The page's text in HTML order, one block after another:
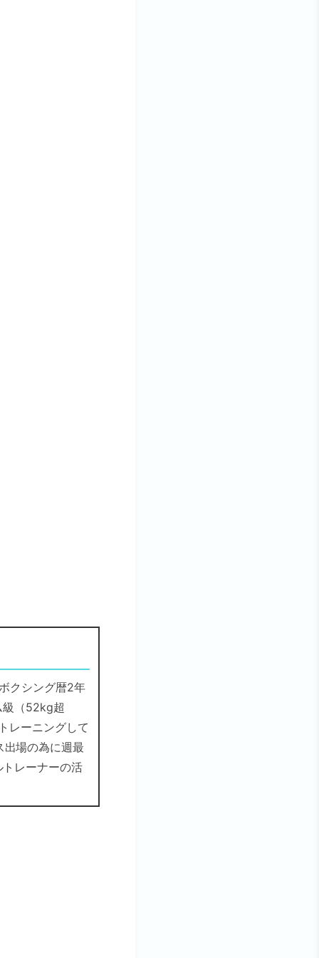
クシング暦2年
（52kg超
レーニングして
場の為に週最
レーナーの活